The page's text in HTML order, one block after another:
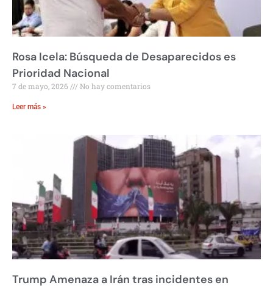
Rosa Icela: Búsqueda de Desaparecidos es
Prioridad Nacional
7 de mayo, 2026 No hay comentarios
Leer más »
Trump Amenaza a Irán tras incidentes en